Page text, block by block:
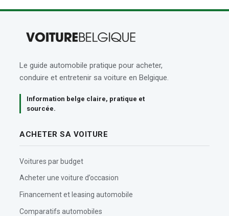
Le guide automobile pratique pour acheter,
conduire et entretenir sa voiture en Belgique.
Information belge claire, pratique et
sourcée.
ACHETER SA VOITURE
Voitures par budget
Acheter une voiture d’occasion
Financement et leasing automobile
Comparatifs automobiles